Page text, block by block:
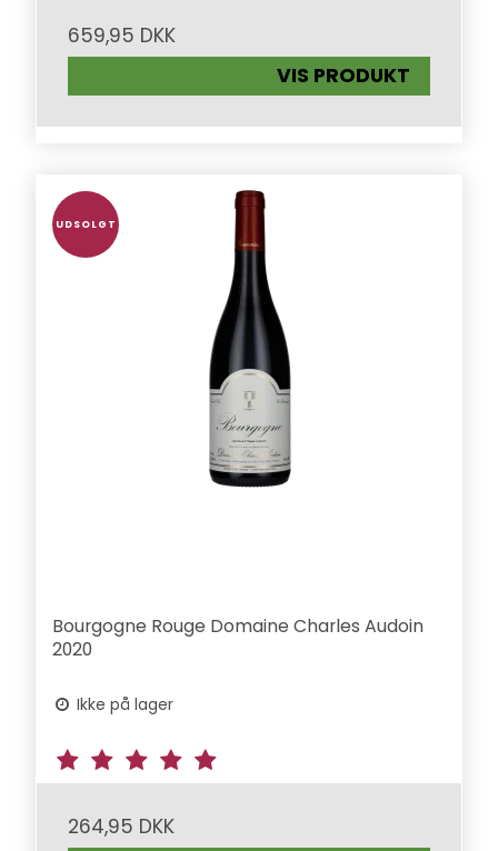
659,95 DKK
VIS PRODUKT
UDSOLGT
Bourgogne Rouge Domaine Charles Audoin
2020
Ikke på lager
264,95 DKK